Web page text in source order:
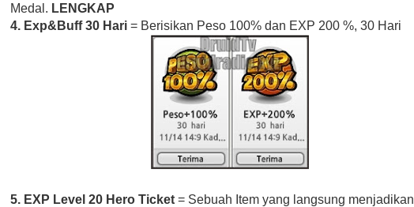
Medal. LENGKAP
4. Exp&Buff 30 Hari = Berisikan Peso 100% dan EXP 200 %, 30 Hari
5. EXP Level 20 Hero Ticket = Sebuah Item yang langsung menjadikan